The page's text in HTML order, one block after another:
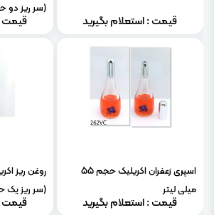
قیمت : استعلام بگیرید
(سر ریز دو
قیمت
اسپری زعفران اکریلیک حجم 55
میلی لیتر
قیمت : استعلام بگیرید
(سر ریز یک
قیمت